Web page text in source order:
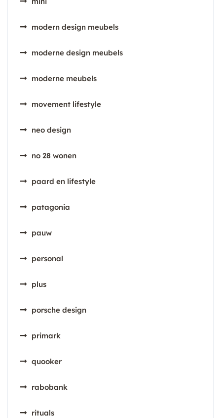
modern design meubels
moderne design meubels
moderne meubels
movement lifestyle
neo design
no 28 wonen
paard en lifestyle
patagonia
pauw
personal
plus
porsche design
primark
quooker
rabobank
rituals